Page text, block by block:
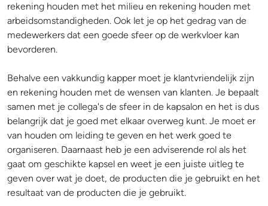
rekening houden met het milieu en rekening houden met
arbeidsomstandigheden. Ook let je op het gedrag van de
medewerkers dat een goede sfeer op de werkvloer kan
bevorderen.
Behalve een vakkundig kapper moet je klantvriendelijk zijn
en rekening houden met de wensen van klanten. Je bepaalt
samen met je collega's de sfeer in de kapsalon en het is dus
belangrijk dat je goed met elkaar overweg kunt. Je moet er
van houden om leiding te geven en het werk goed te
organiseren. Daarnaast heb je een adviserende rol als het
gaat om geschikte kapsel en weet je een juiste uitleg te
geven over wat je doet, de producten die je gebruikt en het
resultaat van de producten die je gebruikt.